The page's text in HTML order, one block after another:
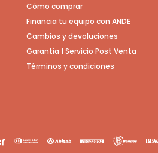
Cómo comprar
Financia tu equipo con ANDE
Cambios y devoluciones
Garantía | Servicio Post Venta
Términos y condiciones